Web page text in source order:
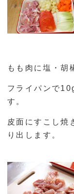
もも肉に塩・胡
フライパンで
す。
皮面にすこし焼
り出します。